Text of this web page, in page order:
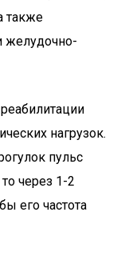
также
желудочно-
нагрузок.
пульс
через 1-2
его частота